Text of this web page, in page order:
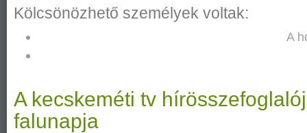
Kölcsönözhető személyek voltak:
A
A kecskeméti tv
falunapja